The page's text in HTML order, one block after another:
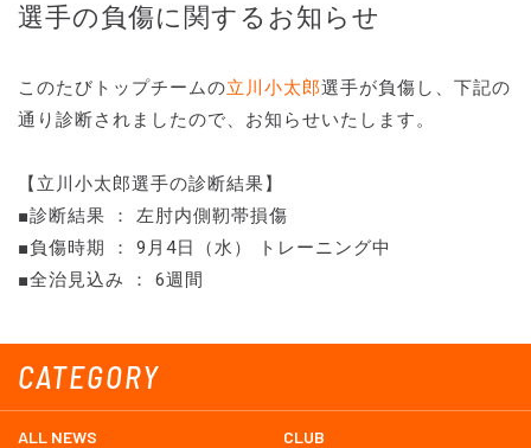
CATEGORY
ALL NEWS CLUB
選手の負傷に関するお知らせ
このたびトップチームの立川小太郎選手が負傷し、下記の
通り診断されましたので、お知らせいたします。
【立川小太郎選手の診断結果】
■診断結果 ： 左肘内側靭帯損傷
■負傷時期 ： 9月4日（水） トレーニング中
■全治見込み ： 6週間